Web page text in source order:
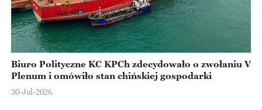
Biuro Polityczne KC KPCh zdecydowało o zwołaniu V
Plenum i omówiło stan chińskiej gospodarki
30-Jul-2026